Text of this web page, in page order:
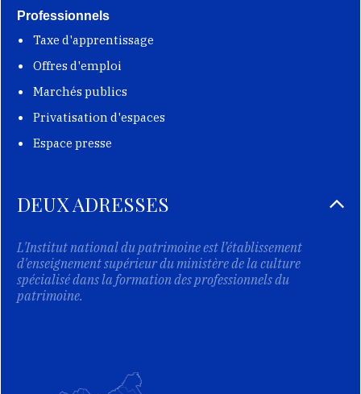
Professionnels
Taxe d'apprentissage
Offres d'emploi
Marchés publics
Privatisation d'espaces
Espace presse
DEUX ADRESSES
L'Institut national du patrimoine est l’établissement
d'enseignement supérieur du ministère de la culture
spécialisé dans la formation des professionnels du
patrimoine.